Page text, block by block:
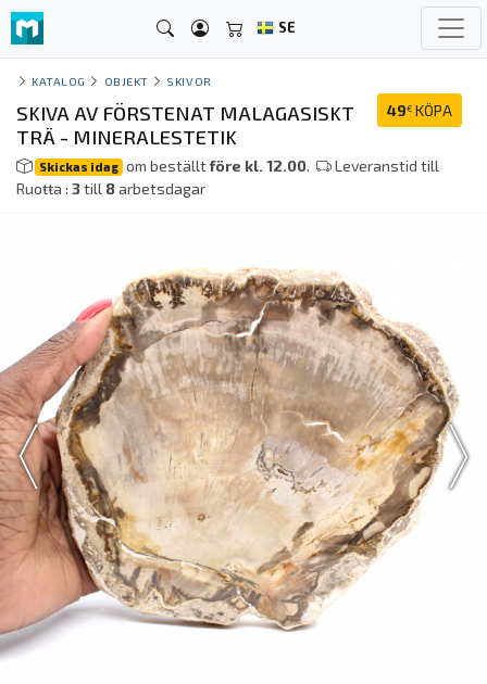
SE
KATALOG OBJEKT SKIVOR
49€ KÖPA
SKIVA AV FÖRSTENAT MALAGASISKT
TRÄ - MINERALESTETIK
Skickas idag om beställtföre kl. 12.00.
Leveranstid till
Ruoŧŧa : 3till 8arbetsdagar